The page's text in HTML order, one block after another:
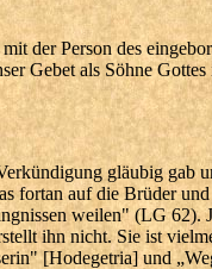
der Person des
Gebet als Söhne
gläubig gab
fortan auf die Brüder
weilen" (LG 62).
ihn nicht. Sie ist
[Hodegetria] und